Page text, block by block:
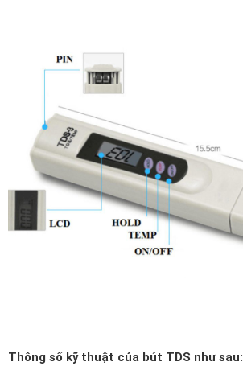
Thông số kỹ thuật của bút TDS như sau: